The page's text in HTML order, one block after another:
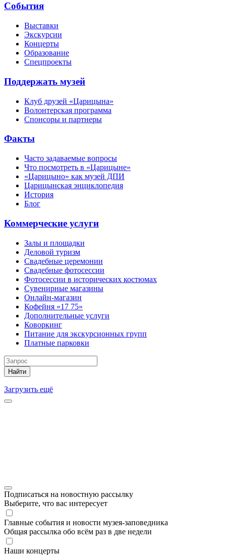
События
Выставки
Экскурсии
Концерты
Образование
Спецпроекты
Поддержать музей
Клуб друзей «Царицына»
Волонтерская программа
Спонсоры и партнеры
Факты
Часто задаваемые вопросы
Что посмотреть в «Царицыне»
«Царицыно» как музей ДПИ
Царицынская энциклопедия
История
Блог
Коммерческие услуги
Залы и площадки
Деловой туризм
Свадебные церемонии
Свадебные фотосессии
Фотосессии в исторических костюмах
Сувенирные магазины
Онлайн-магазин
Кофейня «17 75»
Дополнительные услуги
Коворкинг
Питание для экскурсионных групп
Платные парковки
Найти
Загрузить ещё
Подписаться на новостную рассылку
Выберите, что вас интересует
Главные события и новости музея-заповедника
Общая рассылка обо всём раз в две недели
Наши концерты